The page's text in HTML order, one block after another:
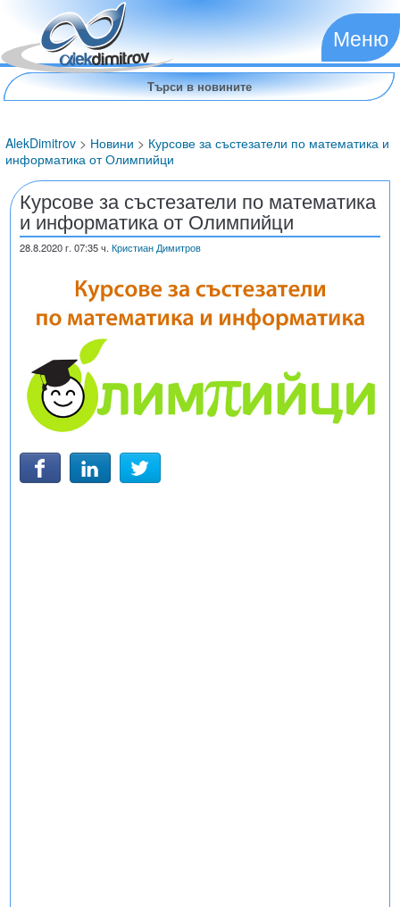
Меню
AlekDimitrov > Новини > Курсове за състезатели по математика и
информатика от Олимпийци
Курсове за състезатели по математика
и информатика от Олимпийци
28.8.2020г. 07:35 ч. Кристиан Димитров